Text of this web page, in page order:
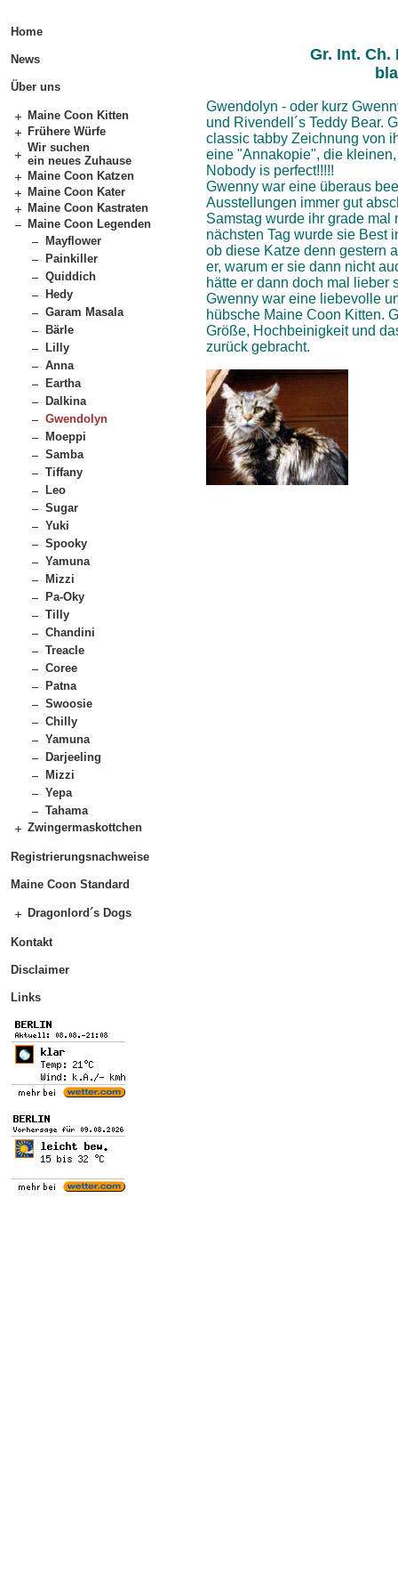
Home
News
Über uns
Maine Coon Kitten
Frühere Würfe
Wir suchen
ein neues Zuhause
Maine Coon Katzen
Maine Coon Kater
Maine Coon Kastraten
Maine Coon Legenden
Mayflower
Painkiller
Quiddich
Hedy
Garam Masala
Bärle
Lilly
Anna
Eartha
Dalkina
Gwendolyn
Moeppi
Samba
Tiffany
Leo
Sugar
Yuki
Spooky
Yamuna
Mizzi
Pa-Oky
Tilly
Chandini
Treacle
Coree
Patna
Swoosie
Chilly
Yamuna
Darjeeling
Mizzi
Yepa
Tahama
Zwingermaskottchen
Registrierungsnachweise
Maine Coon Standard
Dragonlord´s Dogs
Kontakt
Disclaimer
Links
Gr. Int. Ch.
Gwendolyn - oder kurz
und Rivendell´s Teddy Bear.
classic tabby Zeichnung von
eine "Annakopie", die
Nobody is perfect!!!!!
Gwenny war eine überaus
Ausstellungen immer gut
Samstag wurde ihr grade
nächsten Tag wurde sie Best
ob diese Katze denn gestern
er, warum er sie dann nicht
hätte er dann doch mal lieber
Gwenny war eine liebevolle
hübsche Maine Coon Kitten.
Größe, Hochbeinigkeit und
zurück gebracht.